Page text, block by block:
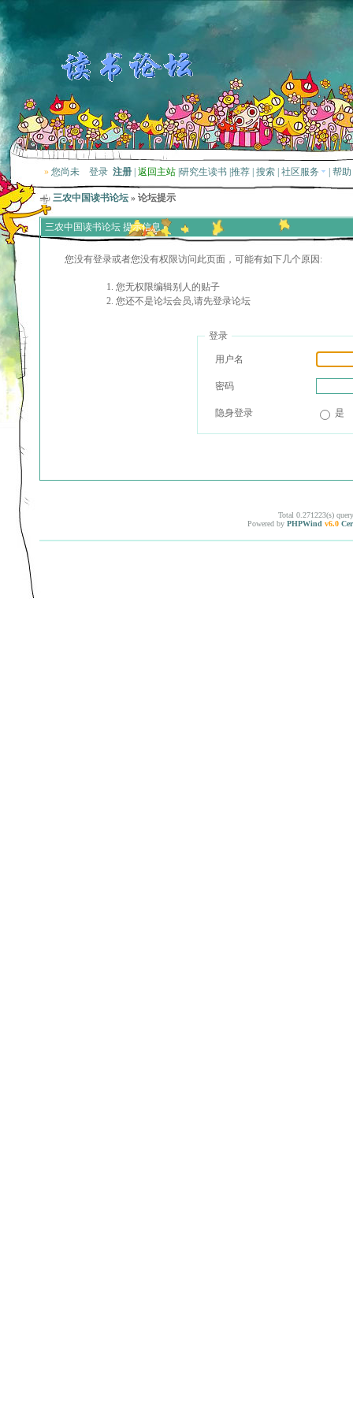
» 您尚未 登录 注册 返回主站 研究生读书 推荐 搜索 社区服务 帮助
三农中国读书论坛 » 论坛提示
三农中国读书论坛 提示信息
您没有登录或者您没有权限访问此页面，可能有如下几个原因:
您无权限编辑别人的贴子
您还不是论坛会员,请先登录论坛
登录
用户名
密码
隐身登录 是
Total 0.271223(s)
Powered by PHPWind v6.0